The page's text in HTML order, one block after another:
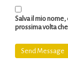
Salva il mio
prossima volta